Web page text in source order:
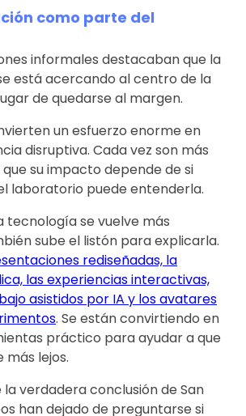
como parte del
informales destacaban que la
está acercando al centro de la
de quedarse al margen.
un esfuerzo enorme en
disruptiva. Cada vez son más
su impacto depende de si
laboratorio puede entenderla.
tecnología se vuelve más
sube el listón para explicarla.
rediseñadas, la
las experiencias interactivas,
asistidos por IA y los avatares
. Se están convirtiendo en
práctico para ayudar a que
más lejos.
la verdadera conclusión de San
han dejado de preguntarse si